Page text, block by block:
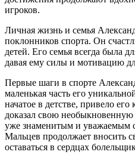
игроков.
Личная жизнь и семья
поклонников спорта. Он
детей. Его семья всегда была
давая ему силы и мотивацию
Первые шаги в спорте
маленькая часть его
начатое в детстве, привело
доказал свою необыкновенную
уже знаменитым и уважаемым
Мальцев продолжает вносить
оставаться в сердцах